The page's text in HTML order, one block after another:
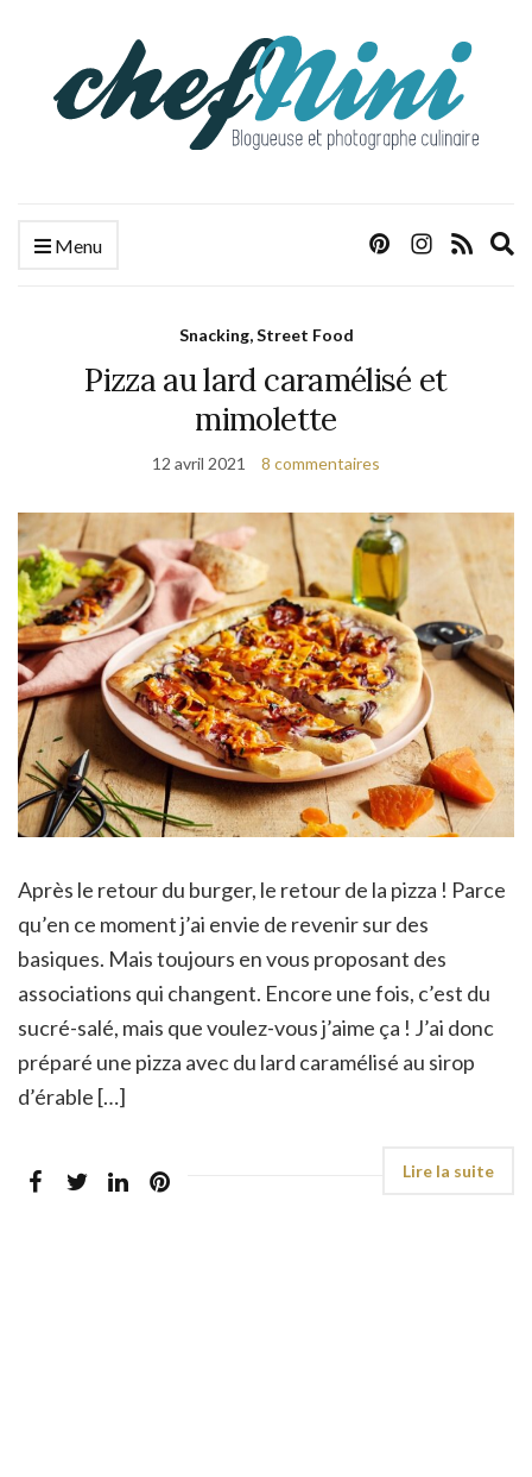
Menu
Snacking, Street Food
Pizza au lard caramélisé et
mimolette
12 avril 2021 8 commentaires
Après le retour du burger, le retour de la pizza ! Parce
qu’en ce moment j’ai envie de revenir sur des
basiques. Mais toujours en vous proposant des
associations qui changent. Encore une fois, c’est du
sucré-salé, mais que voulez-vous j’aime ça ! J’ai donc
préparé une pizza avec du lard caramélisé au sirop
d’érable […]